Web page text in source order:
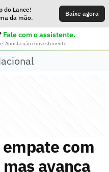
do Lance!
da mão.
Baixe agora
Fale com o assistente.
Aposta não é investimento
com
avança